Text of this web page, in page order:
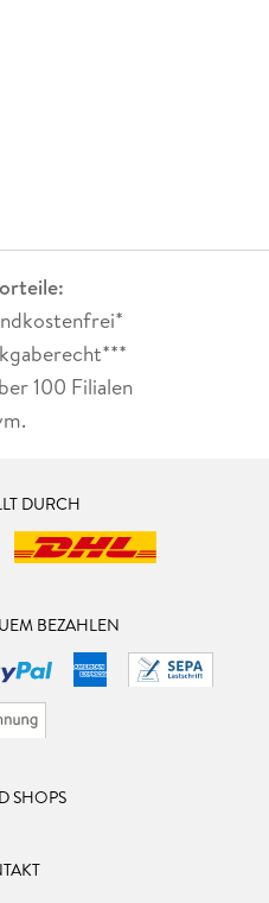
100 Filialen
DURCH
BEZAHLEN
SHOPS